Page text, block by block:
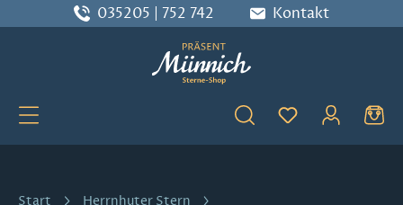
Zum Hauptinhalt springen
035205 | 752 742 Kontakt
Du hast 0
Start
Herrnhuter Stern